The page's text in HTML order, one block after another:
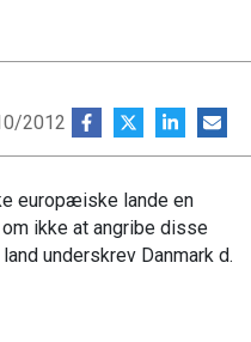
2012
europæiske lande en
ikke at angribe disse
underskrev Danmark d.